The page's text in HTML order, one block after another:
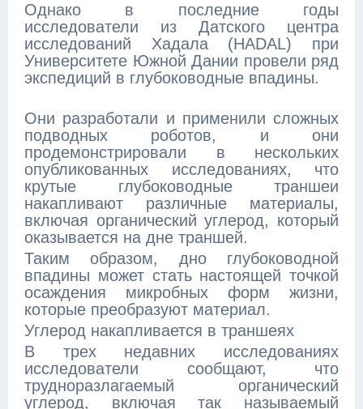
Однако в последние годы
исследователи из Датского центра
исследований Хадала (HADAL) при
Университете Южной Дании провели ряд
экспедиций в глубоководные впадины.
Они разработали и применили сложных
подводных роботов, и они
продемонстрировали в нескольких
опубликованных исследованиях, что
крутые глубоководные траншеи
накапливают различные материалы,
включая органический углерод, который
оказывается на дне траншей.
Таким образом, дно глубоководной
впадины может стать настоящей точкой
осаждения микробных форм жизни,
которые преобразуют материал.
Углерод накапливается в траншеях
В трех недавних исследованиях
исследователи сообщают, что
трудноразлагаемый органический
углерод, включая так называемый